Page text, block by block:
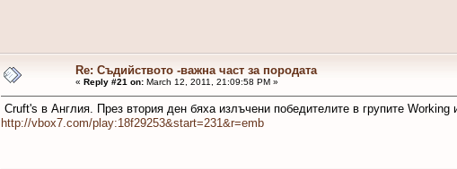
Re: Съдийството -важна част за породата
« Reply #21 on:March 12, 2011, 21:09:58 PM »
Cruft's в Англия. През втория ден бяха излъчени победителите в групите Working
http://vbox7.com/play:18f29253&start=231&r=emb